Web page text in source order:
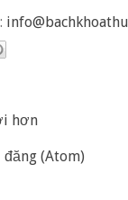
hơn
đăng (Atom)